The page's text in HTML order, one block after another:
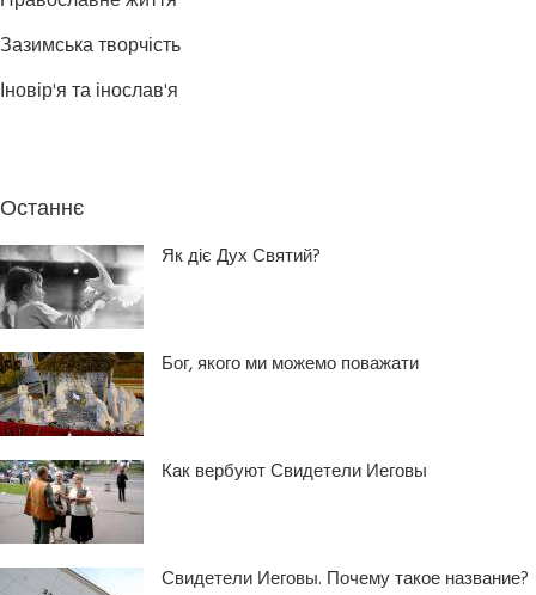
Зазимська творчість
Іновір'я та інослав'я
Останнє
Як діє Дух Святий?
Бог, якого ми можемо поважати
Как вербуют Свидетели Иеговы
Свидетели Иеговы. Почему такое название?